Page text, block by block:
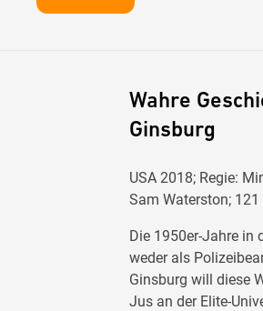
Wahre
Ginsburg
USA 2018; Regie:
Sam Waterston;
Die 1950er-Jahre in
weder als
Ginsburg will diese
Jus an der Elite-